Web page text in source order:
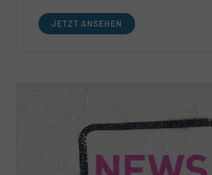
JETZT ANSEHEN